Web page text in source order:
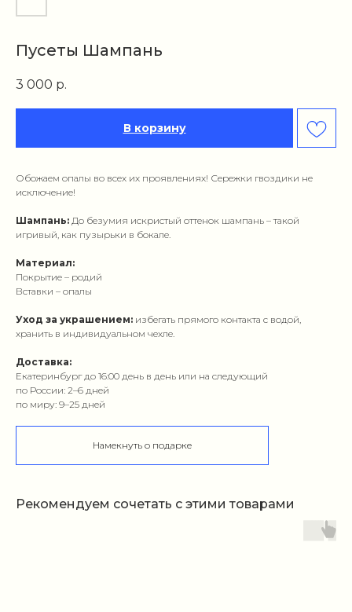
Пусеты Шампань
3 000 р.
В корзину
Обожаем опалы во всех их проявлениях! Сережки гвоздики не
исключение!
Шампань: До безумия искристый оттенок шампань – такой
игривый, как пузырьки в бокале.
Материал:
Покрытие – родий
Вставки – опалы
Уход за украшением: избегать прямого контакта с водой,
хранить в индивидуальном чехле.
Доставка:
Екатеринбург до 16:00 день в день или на следующий
по России: 2–6 дней
по миру: 9–25 дней
Намекнуть о подарке
Рекомендуем сочетать с этими товарами